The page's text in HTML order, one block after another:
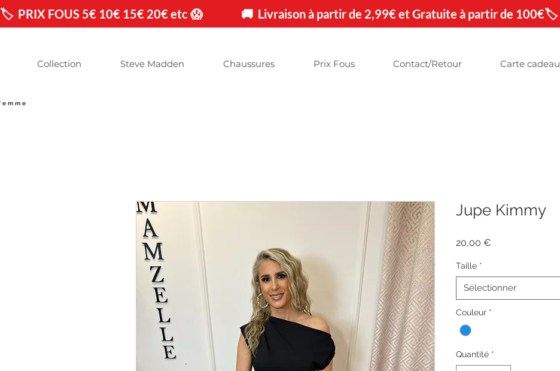
🏷️  PRIX FOUS 5€ 10€ 15€ 20€ etc 😱                🚚  Livraison à partir de 2,99€ et Gratuite à partir de 100€
Collection Steve Madden Chaussures Prix Fous Contact/Retour Carte cadeau
Jupe Kimmy
20,00 €
Taille *
Sélectionner
Couleur *
Quantité *